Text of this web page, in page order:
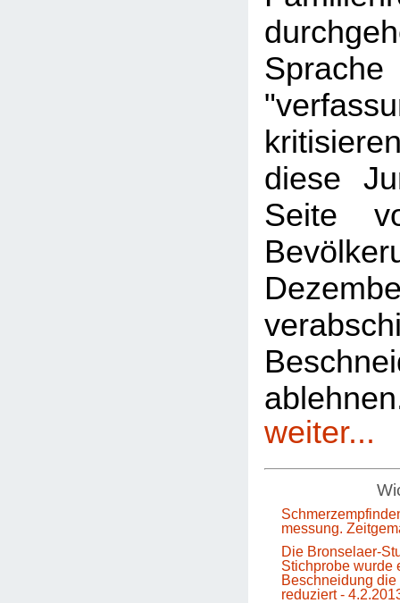
diese
Seite
weiter...
messung.
Die Bronselaer-
Stichprobe wurde
Beschneidung
reduziert -